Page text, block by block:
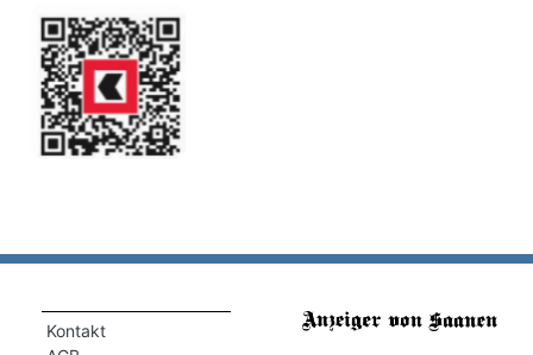
Kontakt